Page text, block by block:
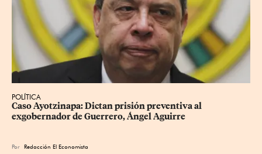
POLÍTICA
Caso Ayotzinapa: Dictan prisión preventiva al
exgobernador de Guerrero, Ángel Aguirre
Por Redacción El Economista